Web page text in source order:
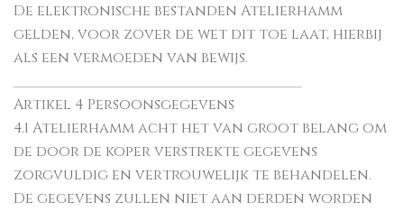
De elektronische bestanden Atelierhamm
gelden, voor zover de wet dit toe laat, hierbij
als een vermoeden van bewijs.
Artikel 4 Persoonsgegevens
4.1 Atelierhamm acht het van groot belang om
de door de koper verstrekte gegevens
zorgvuldig en vertrouwelijk te behandelen.
De gegevens zullen niet aan derden worden